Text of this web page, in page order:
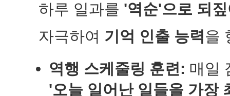
하루 일과를 '역순'으로 되
자극하여 기억 인출 능력을
역행 스케줄링 훈련: 매일
'오늘 일어난 일들을 가장